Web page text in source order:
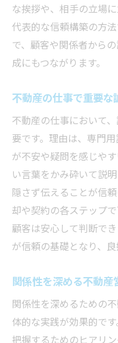
な挨拶や、相手の立場
代表的な信頼構築の方
で、顧客や関係者から
成にもつながります。
不動産の仕事で重要な
不動産の仕事において
要です。理由は、専門
が不安や疑問を感じや
い言葉をかみ砕いて説
隠さず伝えることが信
却や契約の各ステップ
顧客は安心して判断で
が信頼の基礎となり、良
関係性を深める不動
関係性を深めるための
体的な実践が効果的で
把握するためのヒアリ